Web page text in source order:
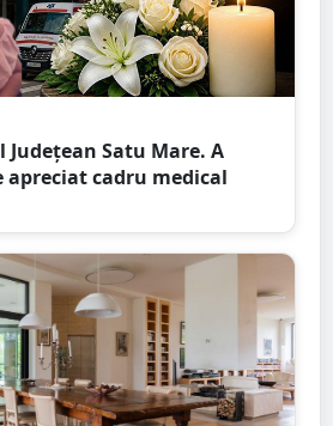
Satu Mare. A
cadru medical